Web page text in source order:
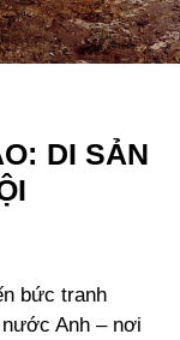
DI SẢN
bức tranh
Anh – nơi